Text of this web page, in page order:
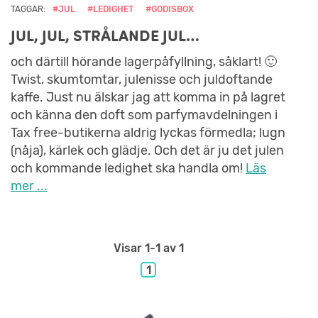
TAGGAR: #JUL #LEDIGHET #GODISBOX
JUL, JUL, STRÅLANDE JUL…
och därtill hörande lagerpåfyllning, såklart! 🙂
Twist, skumtomtar, julenisse och juldoftande
kaffe. Just nu älskar jag att komma in på lagret
och känna den doft som parfymavdelningen i
Tax free-butikerna aldrig lyckas förmedla; lugn
(nåja), kärlek och glädje. Och det är ju det julen
och kommande ledighet ska handla om! Läs
mer ...
Visar 1-1 av 1
1